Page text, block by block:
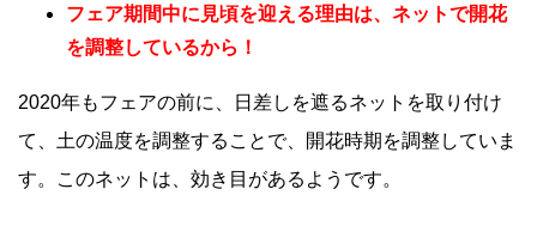
フェア期間中に見頃を迎える理由は、ネットで開花
を調整しているから！
2020年もフェアの前に、日差しを遮るネットを取り付け
て、土の温度を調整することで、開花時期を調整していま
す。このネットは、効き目があるようです。